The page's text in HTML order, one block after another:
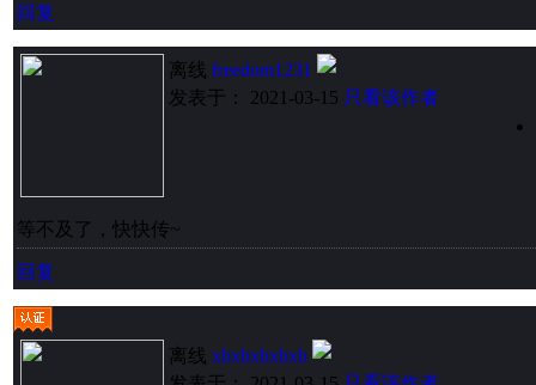
回复
离线 freedom1231
发表于： 2021-03-15 只看该作者
等不及了，快快传~
回复
离线 xbxbxbxbxb